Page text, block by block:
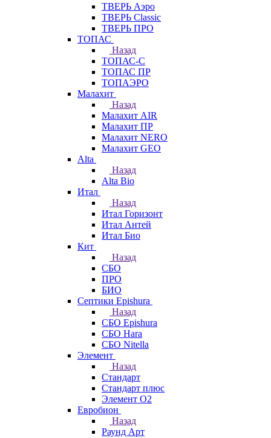
ТВЕРЬ Аэро
ТВЕРЬ Classic
ТВЕРЬ ПРО
ТОПАС
Назад
ТОПАС-С
ТОПАС ПР
ТОПАЭРО
Малахит
Назад
Малахит AIR
Малахит ПР
Малахит NERO
Малахит GEO
Alta
Назад
Alta Bio
Итал
Назад
Итал Горизонт
Итал Антей
Итал Био
Кит
Назад
СБО
ПРО
БИО
Септики Epishura
Назад
СБО Epishura
СБО Hara
СБО Nitella
Элемент
Назад
Стандарт
Стандарт плюс
Элемент О2
Евробион
Назад
Раунд Арт